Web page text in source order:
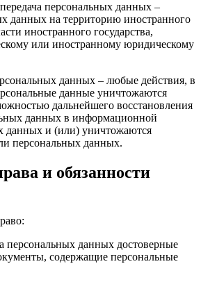
персональных данных –
данных на территорию иностранного
иностранного государства,
или иностранному юридическому
данных – любые действия, в
данные уничтожаются
дальнейшего восстановления
данных в информационной
данных и (или) уничтожаются
персональных данных.
и обязанности
персональных данных достоверные
содержащие персональные